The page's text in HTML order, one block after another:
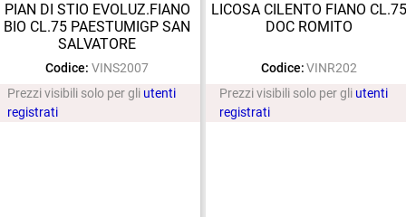
PIAN DI STIO EVOLUZ.FIANO
BIO CL.75 PAESTUMIGP SAN
SALVATORE
Codice: VINS2007
Prezzi visibili solo per gli utenti
registrati
LICOSA CILENTO FIANO CL.75
DOC ROMITO
Codice: VINR202
Prezzi visibili solo per gli utenti
registrati